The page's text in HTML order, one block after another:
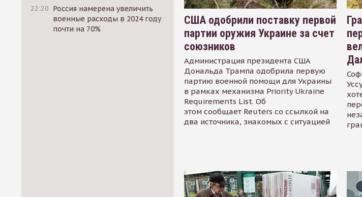
22:20 Россия намерена увеличить
военные расходы в 2024 году
почти на 70%
США одобрили поставку первой
партии оружия Украине за счет
союзников
Администрация президента США
Дональда Трампа одобрила первую
партию военной помощи для Украины
в рамках механизма Priority Ukraine
Requirements List. Об
этом сообщает Reuters со ссылкой на
два источника, знакомых с ситуацией